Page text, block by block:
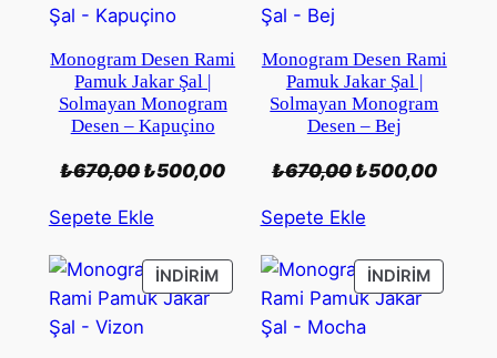
Monogram Desen Rami
Pamuk Jakar Şal |
Solmayan Monogram
Desen – Kapuçino
₺670,00Orijinal
₺670,00.
₺500,00Şu
fiyat:
₺500,00.
Sepete Ekle
Monogram Desen Rami
Pamuk Jakar Şal |
Solmayan Monogram
Desen – Bej
₺670,00 Orijinal
₺670,00.
₺500,00Şu
Sepete Ekle
İNDIRIMİNDIRIMDEKI
ÜRÜN
İNDIRIM
ÜRÜN